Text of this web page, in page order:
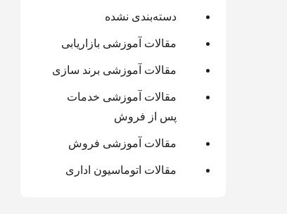
دسته‌بندی نشده
مقالات آموزشی بازاریابی
مقالات آموزشی برند سازی
مقالات آموزشی خدمات
پس از فروش
مقالات آموزشی فروش
مقالات اتوماسیون اداری